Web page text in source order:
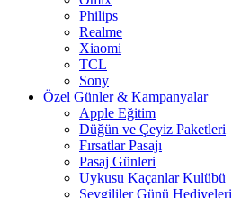
Philips
Realme
Xiaomi
TCL
Sony
Özel Günler & Kampanyalar
Apple Eğitim
Düğün ve Çeyiz Paketleri
Fırsatlar Pasajı
Pasaj Günleri
Uykusu Kaçanlar Kulübü
Sevgililer Günü Hediyeleri